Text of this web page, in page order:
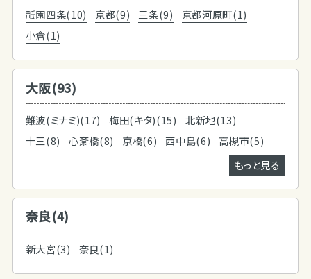
祇園四条(10) 京都(9) 三条(9)
京都河原町(1)
小倉(1)
大阪(93)
難波(ミナミ)(17) 梅田(キタ)(15)
北新地(13)
十三(8)
心斎橋(8) 京橋(6) 西中島(6)
高槻市(5)
もっと見る
奈良(4)
新大宮(3) 奈良(1)